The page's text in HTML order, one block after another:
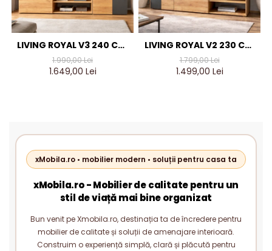
LIVING ROYAL V3 240 CM,
STEJAR AURIU & GRI
ANTRACIT – MOBILIER
1.990,00 Lei
1.649,00 Lei
LIVING ROYAL V2 230 CM,
STEJAR AURIU & GRI
ANTRACIT – MOBILIER
1.799,00 Lei
1.499,00 Lei
xMobila.ro • mobilier modern • soluții pentru casa ta
xMobila.ro - Mobilier de calitate pentru un
stil de viață mai bine organizat
Bun venit pe Xmobila.ro, destinația ta de încredere pentru
mobilier de calitate și soluții de amenajare interioară.
Construim o experiență simplă, clară și plăcută pentru